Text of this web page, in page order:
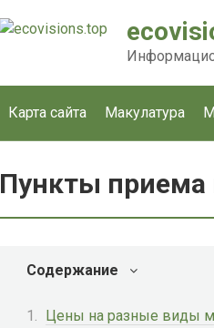
Карта сайта Макулатура
Пункты приема
Содержание
Цены на разные виды